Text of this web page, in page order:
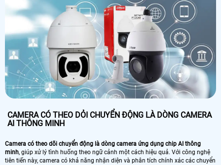
CAMERA CÓ THEO DỎI CHUYỂN ĐỘNG LÀ DÒNG CAMERA
AI THÔNG MINH
Camera có theo dõi chuyển động là dòng camera ứng dụng chip AI thông
minh, giúp xử lý tình huống theo ngữ cảnh một cách hiệu quả. Với công nghệ
tiên tiến này, camera có khả năng nhận diện và phân tích chính xác các chuyển